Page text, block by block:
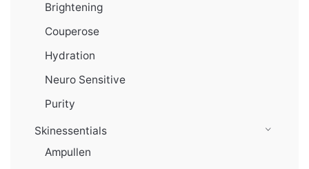
Brightening
Couperose
Hydration
Neuro Sensitive
Purity
Skinessentials
Ampullen